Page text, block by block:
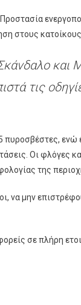
στους
τις
ενώ
Οι φλόγες
της
να μην
σε πλήρη